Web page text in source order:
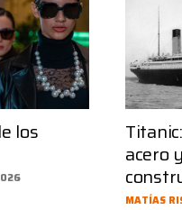
los
acero
MATÍAS